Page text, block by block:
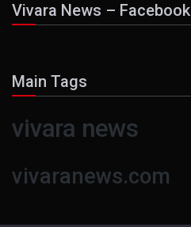
Vivara News – Facebook
Main Tags
vivara news
vivaranews.com